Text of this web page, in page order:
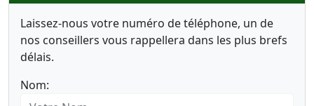
Laissez-nous votre numéro de téléphone, un de
nos conseillers vous rappellera dans les plus brefs
délais.
Nom: